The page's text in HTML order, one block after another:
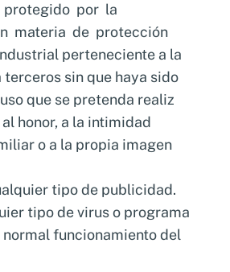
protegido por la
materia de protección
perteneciente a la
terceros sin que haya sido
que se pretenda realiz
honor, a la intimidad
o a la propia imagen
tipo de publicidad.
tipo de virus o programa
funcionamiento del